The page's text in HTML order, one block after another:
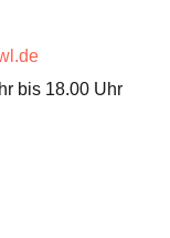
bis 18.00 Uhr